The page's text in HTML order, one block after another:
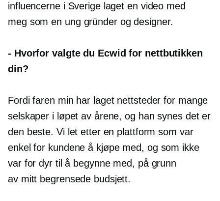
influencerne i Sverige laget en video med
meg som en ung gründer og designer.
- Hvorfor valgte du Ecwid for nettbutikken
din?
Fordi faren min har laget nettsteder for mange
selskaper i løpet av årene, og han synes det er
den beste. Vi let etter en plattform som var
enkel for kundene å kjøpe med, og som ikke
var for dyr til å begynne med, på grunn
av mitt begrensede budsjett.